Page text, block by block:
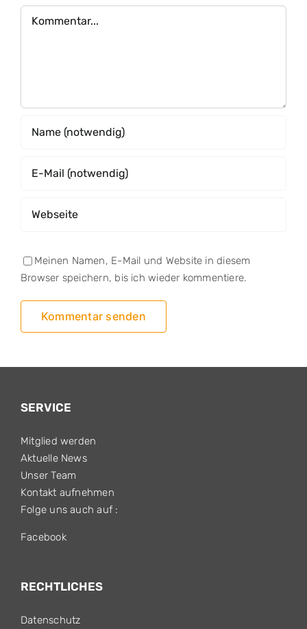
Meinen Namen, E-Mail und Website in diesem
Browser speichern, bis ich wieder kommentiere.
SERVICE
Mitglied werden
Aktuelle News
Unser Team
Kontakt aufnehmen
Folge uns auch auf :
Facebook
RECHTLICHES
Datenschutz